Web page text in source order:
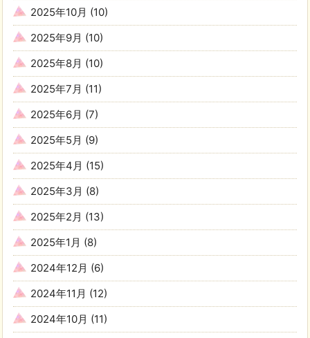
2025年10月 (10)
2025年9月 (10)
2025年8月 (10)
2025年7月 (11)
2025年6月 (7)
2025年5月 (9)
2025年4月 (15)
2025年3月 (8)
2025年2月 (13)
2025年1月 (8)
2024年12月 (6)
2024年11月 (12)
2024年10月 (11)